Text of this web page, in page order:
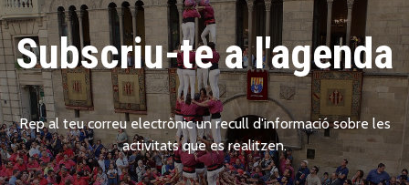
Subscriu-te a l'agenda
Rep al teu correu electrònic un recull d'informació sobre les
activitats que es realitzen.